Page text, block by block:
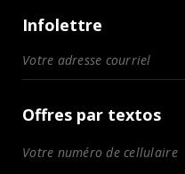
Infolettre
Offres par textos